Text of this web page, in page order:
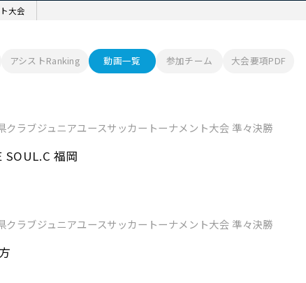
大会
アシストRanking 動画一覧 参加チーム 大会要項PDF
クラブジュニアユースサッカートーナメント大会 準々決勝
SOUL.C 福岡
クラブジュニアユースサッカートーナメント大会 準々決勝